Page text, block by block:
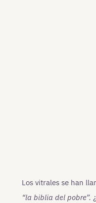
Los vitrales se han
“la biblia del pobre”.